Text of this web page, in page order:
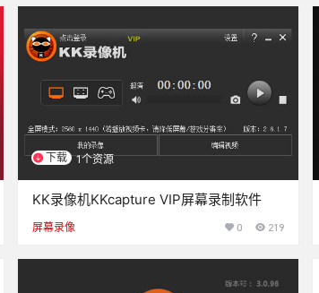
下载 1个资源
KK录像机KKcapture VIP屏幕录制软件
屏幕录像 0 219